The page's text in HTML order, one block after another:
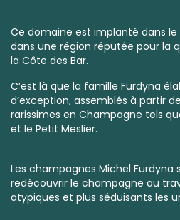
Ce domaine est implanté dans
dans une région réputée pour la
la Côte des Bar.
C’est là que la famille Furdyna
d’exception, assemblés à partir
rarissimes en Champagne tels
et le Petit Meslier.
Les champagnes Michel
redécouvrir le champagne au
atypiques et plus séduisants les